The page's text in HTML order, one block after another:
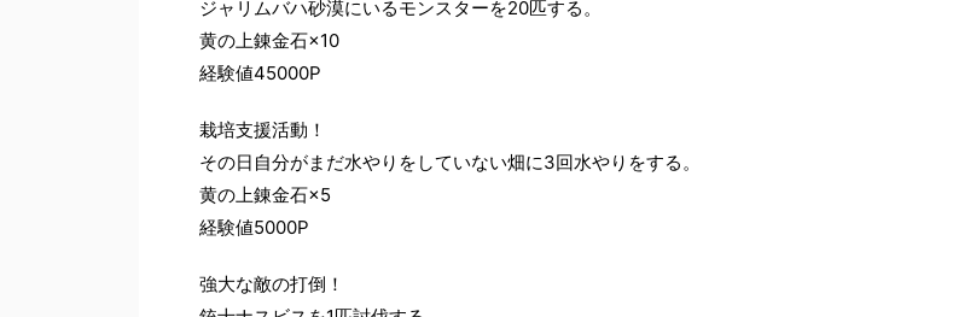
ジャリムバハ砂漠にいるモンスターを20匹する。
黄の上錬金石×10
経験値45000P
栽培支援活動！
その日自分がまだ水やりをしていない畑に3回水やりをする。
黄の上錬金石×5
経験値5000P
強大な敵の打倒！